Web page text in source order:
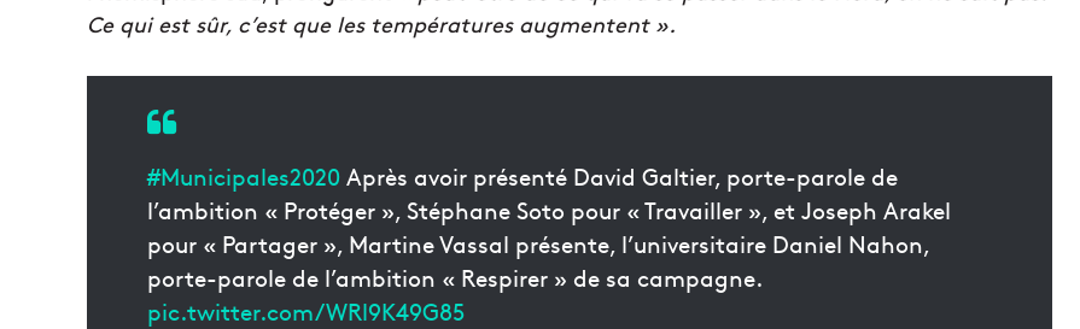
Ce qui est sûr, c’est que les températures augmentent ».
#Municipales2020 Après avoir présenté David Galtier, porte-parole de
l’ambition « Protéger », Stéphane Soto pour « Travailler », et Joseph Arakel
pour « Partager », Martine Vassal présente, l’universitaire Daniel Nahon,
porte-parole de l’ambition « Respirer » de sa campagne.
pic.twitter.com/WRl9K49G85